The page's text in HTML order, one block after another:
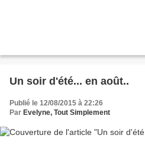
Un soir d'été... en août..
Publié le 12/08/2015 à 22:26
Par Evelyne, Tout Simplement